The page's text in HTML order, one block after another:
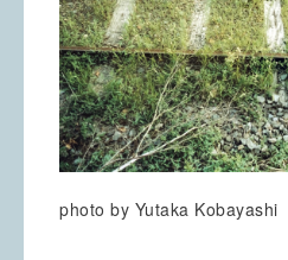
photo by Yutaka Kobayashi